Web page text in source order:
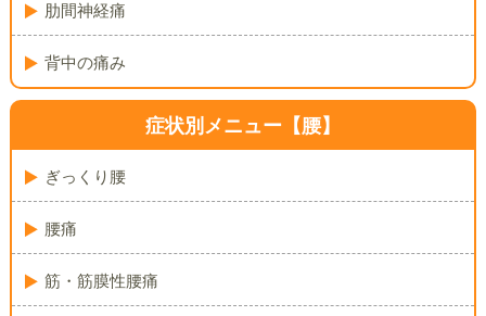
肋間神経痛
背中の痛み
症状別メニュー【腰】
ぎっくり腰
腰痛
筋・筋膜性腰痛